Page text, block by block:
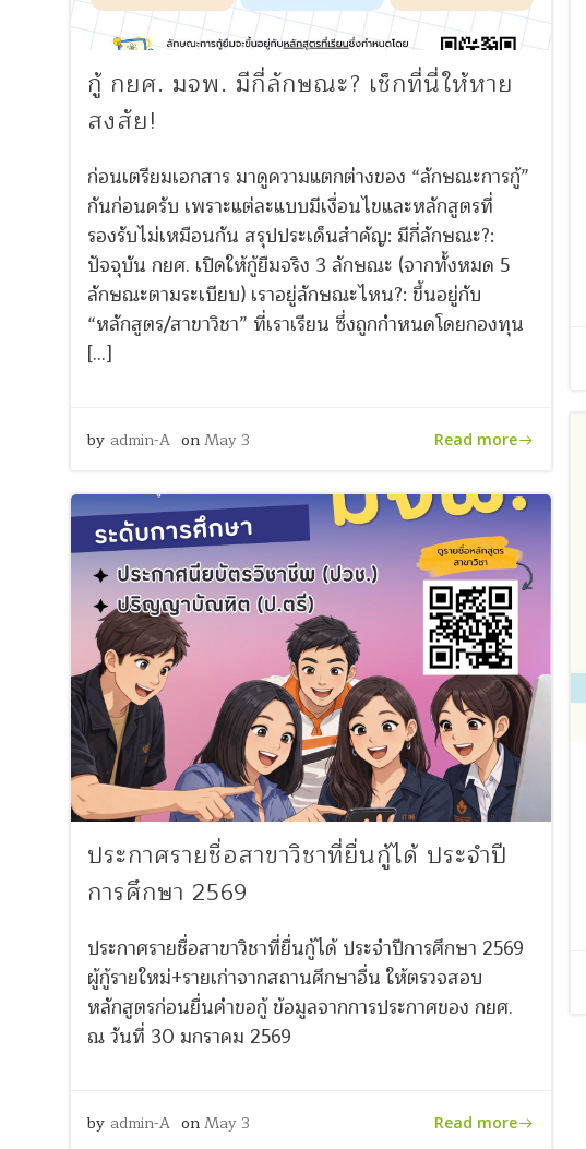
กู้ กยศ. มจพ. มีกี่ลักษณะ? เช็กที่นี่ให้หาย
สงสัย!
ก่อนเตรียมเอกสาร มาดูความแตกต่างของ “ลักษณะการกู้”
กันก่อนครับ เพราะแต่ละแบบมีเงื่อนไขและหลักสูตรที่
รองรับไม่เหมือนกัน สรุปประเด็นสำคัญ: มีกี่ลักษณะ?:
ปัจจุบัน กยศ. เปิดให้กู้ยืมจริง 3 ลักษณะ (จากทั้งหมด 5
ลักษณะตามระเบียบ) เราอยู่ลักษณะไหน?: ขึ้นอยู่กับ
“หลักสูตร/สาขาวิชา” ที่เราเรียน ซึ่งถูกกำหนดโดยกองทุน
[…]
by admin-A onMay 3 Read more
ประกาศรายชื่อสาขาวิชาที่ยื่นกู้ได้ ประจำปี
การศึกษา 2569
ประกาศรายชื่อสาขาวิชาที่ยื่นกู้ได้ ประจำปีการศึกษา 2569
ผู้กู้รายใหม่+รายเก่าจากสถานศึกษาอื่น ให้ตรวจสอบ
หลักสูตรก่อนยื่นคำขอกู้ ข้อมูลจากการประกาศของ กยศ.
ณ วันที่ 30 มกราคม 2569
by admin-A onMay 3 Read more